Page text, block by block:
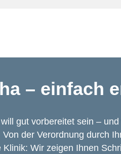
– einfach
gut vorbereitet sein –
der Verordnung durch
Wir zeigen Ihnen